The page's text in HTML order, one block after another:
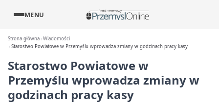
MENU
Strona główna Wiadomości
Starostwo Powiatowe w Przemyślu wprowadza zmiany w godzinach pracy kasy
Starostwo Powiatowe w
Przemyślu wprowadza zmiany w
godzinach pracy kasy